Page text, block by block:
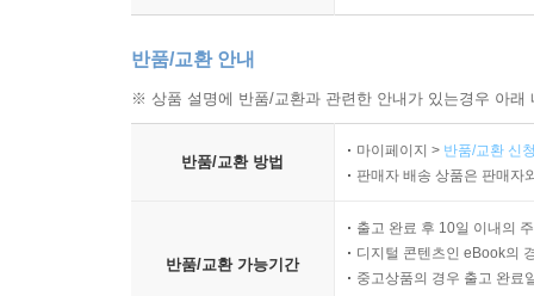
반품/교환 안내
※ 상품 설명에 반품/교환과 관련한 안내가 있는경우 아
반품/교환 방법
마이페이지 > 반품/교환 신
판매자 배송 상품은 판매자
반품/교환 가능기간
출고 완료 후 10일 이내의
디지털 콘텐츠인 eBook의
중고상품의 경우 출고 완료